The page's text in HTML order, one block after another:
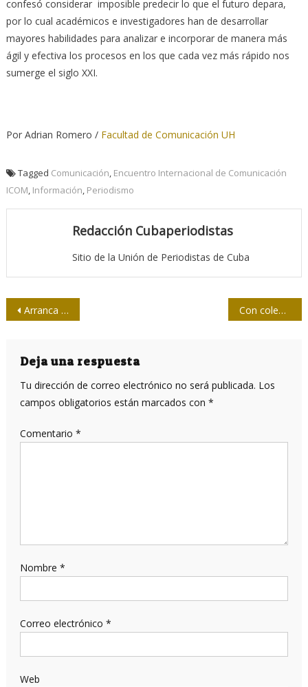
confesó considerar imposible predecir lo que el futuro depara,
por lo cual académicos e investigadores han de desarrollar
mayores habilidades para analizar e incorporar de manera más
ágil y efectiva los procesos en los que cada vez más rápido nos
sumerge el siglo XXI.
Por Adrian Romero / Facultad de Comunicación UH
Tagged Comunicación, Encuentro Internacional de Comunicación
ICOM, Información, Periodismo
Redacción Cubaperiodistas
Sitio de la Unión de Periodistas de Cuba
Navegación
entradas
Arranca en Cienfuegos, Encuentro Nacional de la Crónica Con colegas rusos, en el Instituto Internacional de Periodismo José Martí
Deja una respuesta
Tu dirección de correo electrónico no será publicada. Los
campos obligatorios están marcados con *
Comentario *
Nombre *
Correo electrónico *
Web